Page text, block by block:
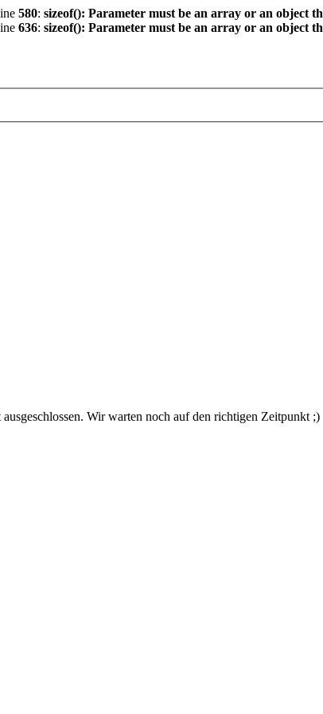
580: sizeof(): Parameter must be an array or an object
636: sizeof(): Parameter must be an array or an object
Wir warten noch auf den richtigen Zeitpunkt ;)